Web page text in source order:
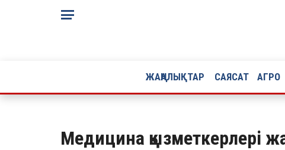
ЖАҢАЛЫҚТАР САЯСАТ АГРО
Медицина қызметкерлері